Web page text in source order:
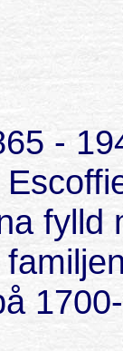
-
fylld